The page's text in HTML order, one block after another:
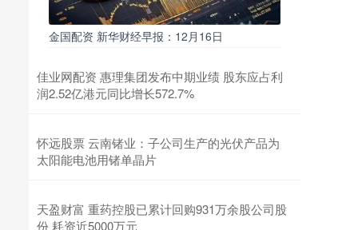
金国配资 新华财经早报：12月16日
佳业网配资 惠理集团发布中期业绩 股东应占利
润2.52亿港元同比增长572.7%
怀远股票 云南锗业：子公司生产的光伏产品为
太阳能电池用锗单晶片
天盈财富 重药控股已累计回购931万余股公司股
份 耗资近5000万元